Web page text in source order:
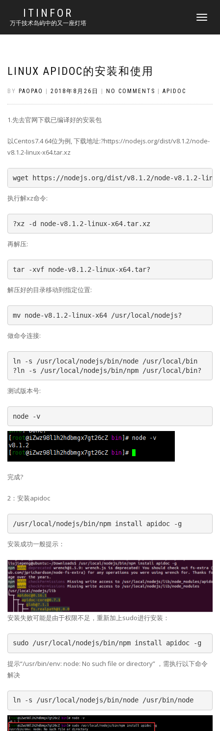
ITINFOR
万千技术岛屿中的又一座灯塔
TOGGLE
LINUX APIDOC的安装和使用
BY PAOPAO 2018年8月26日 NO COMMENTS APIDOC
1.先去官网下载已编译好的安装包
以Centos7.4 64位为例, 下载地址:?https://nodejs.org/dist/v8.1.2/node-
v8.1.2-linux-x64.tar.xz
wget https://nodejs.org/dist/v8.1.2/node-v8.1.2-
执行解xz命令:
?xz -d node-v8.1.2-linux-x64.tar.xz
再解压:
tar -xvf node-v8.1.2-linux-x64.tar?
解压好的目录移动到指定位置:
mv node-v8.1.2-linux-x64 /usr/local/nodejs?
做命令连接:
ln -s /usr/local/nodejs/bin/node /usr/local/bin
?ln -s /usr/local/nodejs/bin/npm /usr/local/bin?
测试版本号:
node -v
完成?
2：安装apidoc
/usr/local/nodejs/bin/npm install apidoc -g
安装成功一般提示：
安装失败可能是由于权限不足，重新加上sudo进行安装：
sudo /usr/local/nodejs/bin/npm install apidoc -g
提示“/usr/bin/env: node: No such file or directory” ，需执行以下命令
解决
ln -s /usr/local/nodejs/bin/node /usr/bin/node